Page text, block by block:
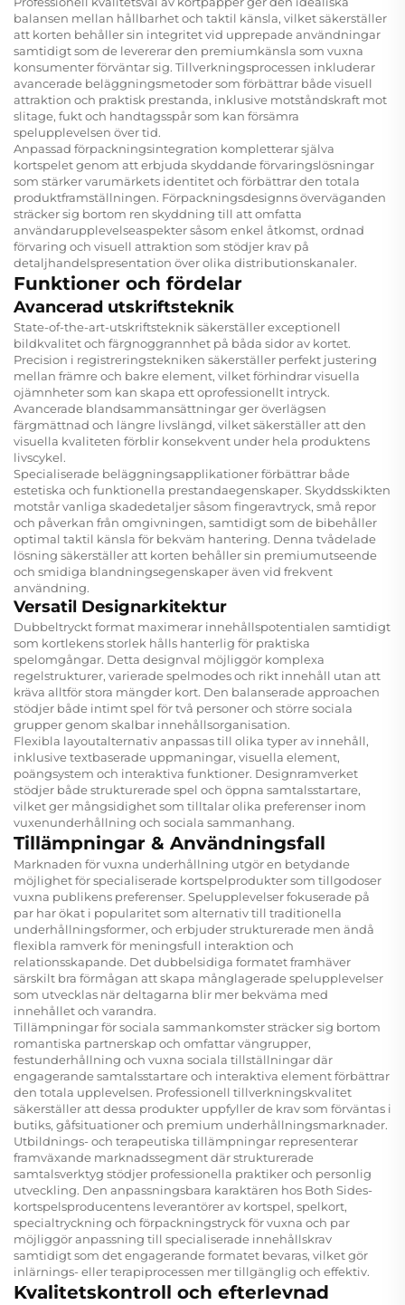
balansen mellan hållbarhet och taktil känsla, vilket säkerställer
att korten behåller sin integritet vid upprepade användningar
samtidigt som de levererar den premiumkänsla som vuxna
konsumenter förväntar sig. Tillverkningsprocessen inkluderar
avancerade beläggningsmetoder som förbättrar både visuell
attraktion och praktisk prestanda, inklusive motståndskraft mot
slitage, fukt och handtagsspår som kan försämra
spelupplevelsen över tid.
Anpassad förpackningsintegration kompletterar själva
kortspelet genom att erbjuda skyddande förvaringslösningar
som stärker varumärkets identitet och förbättrar den totala
produktframställningen. Förpackningsdesignns överväganden
sträcker sig bortom ren skyddning till att omfatta
användarupplevelseaspekter såsom enkel åtkomst, ordnad
förvaring och visuell attraktion som stödjer krav på
detaljhandelspresentation över olika distributionskanaler.
Funktioner och fördelar
Avancerad utskriftsteknik
State-of-the-art-utskriftsteknik säkerställer exceptionell
bildkvalitet och färgnoggrannhet på båda sidor av kortet.
Precision i registreringstekniken säkerställer perfekt justering
mellan främre och bakre element, vilket förhindrar visuella
ojämnheter som kan skapa ett oprofessionellt intryck.
Avancerade blandsammansättningar ger överlägsen
färgmättnad och längre livslängd, vilket säkerställer att den
visuella kvaliteten förblir konsekvent under hela produktens
livscykel.
Specialiserade beläggningsapplikationer förbättrar både
estetiska och funktionella prestandaegenskaper. Skyddsskikten
motstår vanliga skadedetaljer såsom fingeravtryck, små repor
och påverkan från omgivningen, samtidigt som de bibehåller
optimal taktil känsla för bekväm hantering. Denna tvådelade
lösning säkerställer att korten behåller sin premiumutseende
och smidiga blandningsegenskaper även vid frekvent
användning.
Versatil Designarkitektur
Dubbeltryckt format maximerar innehållspotentialen samtidigt
som kortlekens storlek hålls hanterlig för praktiska
spelomgångar. Detta designval möjliggör komplexa
regelstrukturer, varierade spelmodes och rikt innehåll utan att
kräva alltför stora mängder kort. Den balanserade approachen
stödjer både intimt spel för två personer och större sociala
grupper genom skalbar innehållsorganisation.
Flexibla layoutalternativ anpassas till olika typer av innehåll,
inklusive textbaserade uppmaningar, visuella element,
poängsystem och interaktiva funktioner. Designramverket
stödjer både strukturerade spel och öppna samtalsstartare,
vilket ger mångsidighet som tilltalar olika preferenser inom
vuxenunderhållning och sociala sammanhang.
Tillämpningar & Användningsfall
Marknaden för vuxna underhållning utgör en betydande
möjlighet för specialiserade kortspelprodukter som tillgodoser
vuxna publikens preferenser. Spelupplevelser fokuserade på
par har ökat i popularitet som alternativ till traditionella
underhållningsformer, och erbjuder strukturerade men ändå
flexibla ramverk för meningsfull interaktion och
relationsskapande. Det dubbelsidiga formatet framhäver
särskilt bra förmågan att skapa månglagerade spelupplevelser
som utvecklas när deltagarna blir mer bekväma med
innehållet och varandra.
Tillämpningar för sociala sammankomster sträcker sig bortom
romantiska partnerskap och omfattar vängrupper,
festunderhållning och vuxna sociala tillställningar där
engagerande samtalsstartare och interaktiva element förbättrar
den totala upplevelsen. Professionell tillverkningskvalitet
säkerställer att dessa produkter uppfyller de krav som förväntas i
butiks, gåfsituationer och premium underhållningsmarknader.
Utbildnings- och terapeutiska tillämpningar representerar
framväxande marknadssegment där strukturerade
samtalsverktyg stödjer professionella praktiker och personlig
utveckling. Den anpassningsbara karaktären hos Both Sides-
kortspelsproducentens leverantörer av kortspel, spelkort,
specialtryckning och förpackningstryck för vuxna och par
möjliggör anpassning till specialiserade innehållskrav
samtidigt som det engagerande formatet bevaras, vilket gör
inlärnings- eller terapiprocessen mer tillgänglig och effektiv.
Kvalitetskontroll och efterlevnad